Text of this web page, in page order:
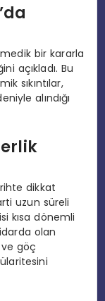
bir kararla
açıkladı. Bu
sıkıntılar,
alındığı
dikkat
uzun süreli
kısa dönemli
olan
göç